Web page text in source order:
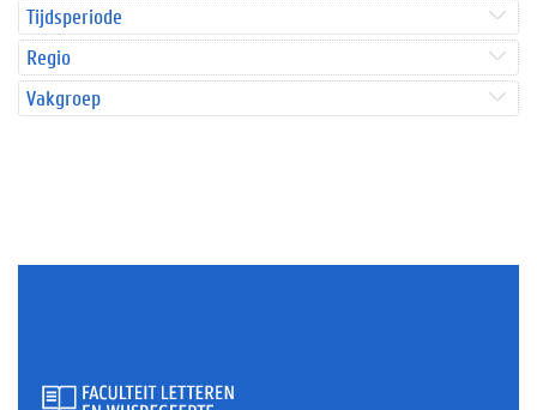
Tijdsperiode
Regio
Vakgroep